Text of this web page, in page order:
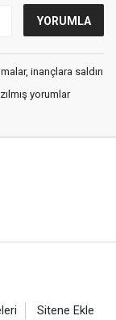
inançlara saldırı
yorumlar
Sitene Ekle